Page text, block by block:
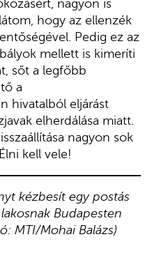
nagyon is
hogy az ellenzék
Pedig ez az
mellett is kimeríti
sőt a legfőbb
a
hivatalból eljárást
elherdálása miatt.
nagyon sok
kell vele!
kézbesít egy postás
Budapesten
MTI/Mohai Balázs)